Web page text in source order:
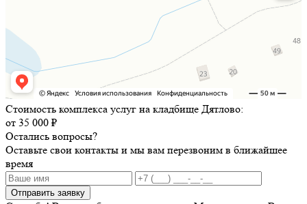
Стоимость комплекса услуг на кладбище Дятлово:
от 35 000 ₽
Остались вопросы?
Оставьте свои контакты и мы вам перезвоним в ближайшее
время
Отправить заявку